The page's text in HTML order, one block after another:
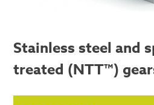
Stainless steel and
treated (NTT™)